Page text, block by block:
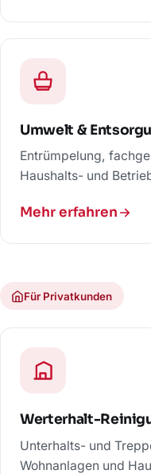
Umwelt &
Entrümpelung,
Haushalts- und
Mehr erfahren
Für Privatkunden
Werterhalt-
Unterhalts- und
Wohnanlagen und